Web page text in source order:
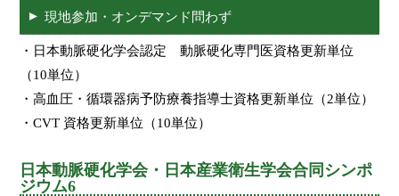
現地参加・オンデマンド問わず
・日本動脈硬化学会認定 動脈硬化専門医資格更新単位
（10単位）
・高血圧・循環器病予防療養指導士資格更新単位（2単位）
・CVT 資格更新単位（10単位）
日本動脈硬化学会・日本産業衛生学会合同シンポ
ジウム6